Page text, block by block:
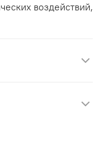
воздействий,